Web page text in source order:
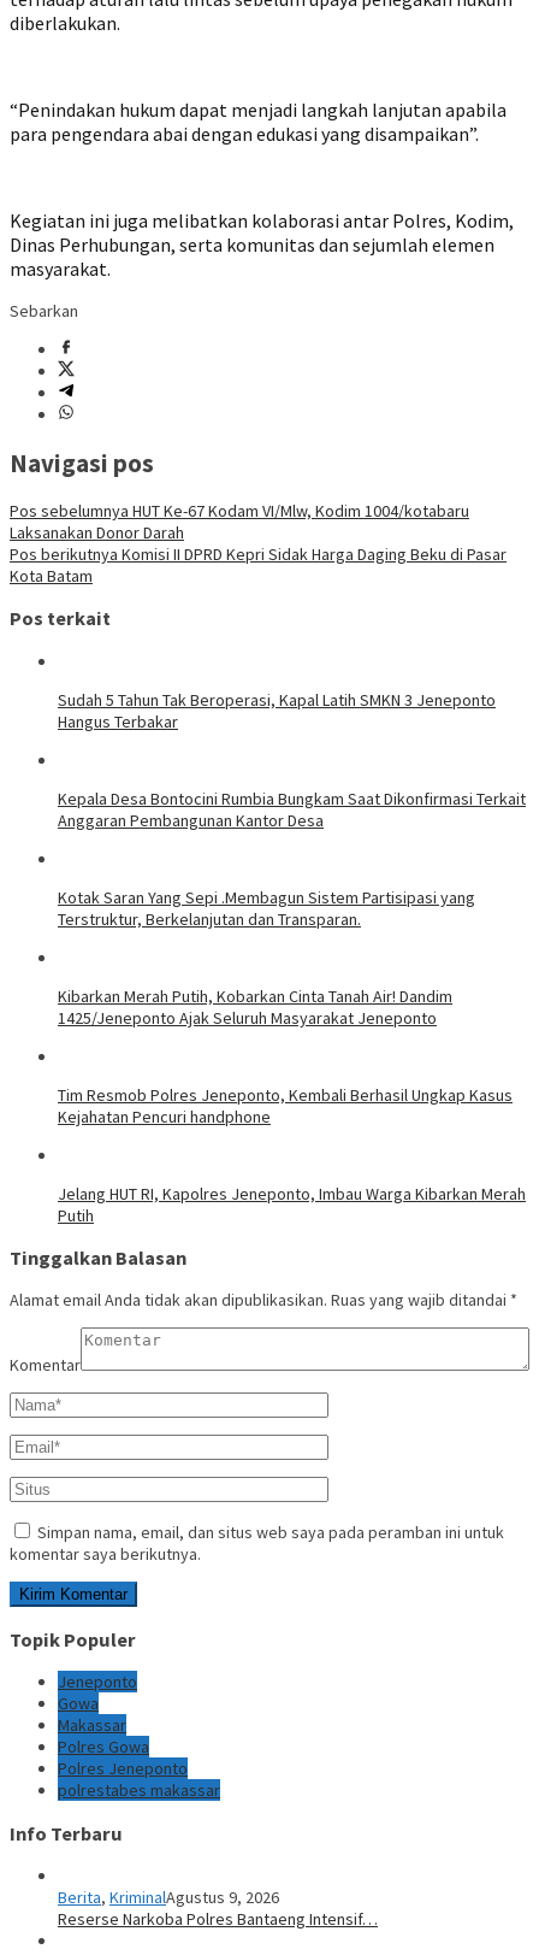
diberlakukan.
“Penindakan hukum dapat menjadi langkah lanjutan apabila
para pengendara abai dengan edukasi yang disampaikan”.
Kegiatan ini juga melibatkan kolaborasi antar Polres, Kodim,
Dinas Perhubungan, serta komunitas dan sejumlah elemen
masyarakat.
Sebarkan
Navigasi pos
Pos sebelumnya HUT Ke-67 Kodam VI/Mlw, Kodim 1004/kotabaru
Laksanakan Donor Darah
Pos berikutnya Komisi II DPRD Kepri Sidak Harga Daging Beku di Pasar
Kota Batam
Pos terkait
Sudah 5 Tahun Tak Beroperasi, Kapal Latih SMKN 3 Jeneponto
Hangus Terbakar
Kepala Desa Bontocini Rumbia Bungkam Saat Dikonfirmasi Terkait
Anggaran Pembangunan Kantor Desa
Kotak Saran Yang Sepi .Membagun Sistem Partisipasi yang
Terstruktur, Berkelanjutan dan Transparan.
Kibarkan Merah Putih, Kobarkan Cinta Tanah Air! Dandim
1425/Jeneponto Ajak Seluruh Masyarakat Jeneponto
Tim Resmob Polres Jeneponto, Kembali Berhasil Ungkap Kasus
Kejahatan Pencuri handphone
Jelang HUT RI, Kapolres Jeneponto, Imbau Warga Kibarkan Merah
Putih
Tinggalkan Balasan
Alamat email Anda tidak akan dipublikasikan. Ruas yang wajib ditandai *
Komentar
Simpan nama, email, dan situs web saya pada peramban ini untuk
komentar saya berikutnya.
Topik Populer
Jeneponto
Gowa
Makassar
Polres Gowa
Polres Jeneponto
polrestabes makassar
Info Terbaru
Berita, KriminalAgustus 9, 2026
Reserse Narkoba Polres Bantaeng Intensif…